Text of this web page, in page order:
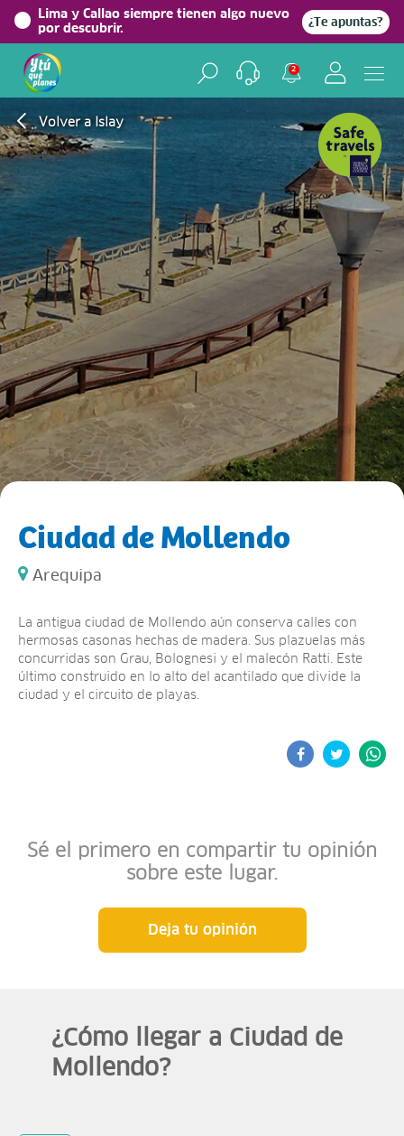
Lima y Callao siempre tienen algo nuevo
por descubrir.
¿Te apuntas?
2
Volver a Islay
Ciudad de Mollendo
Arequipa
La antigua ciudad de Mollendo aún conserva calles con
hermosas casonas hechas de madera. Sus plazuelas más
concurridas son Grau, Bolognesi y el malecón Ratti. Este
último construido en lo alto del acantilado que divide la
ciudad y el circuito de playas.
Sé el primero en compartir tu opinión
sobre este lugar.
Deja tu opinión
¿Cómo llegar a Ciudad de
Mollendo?